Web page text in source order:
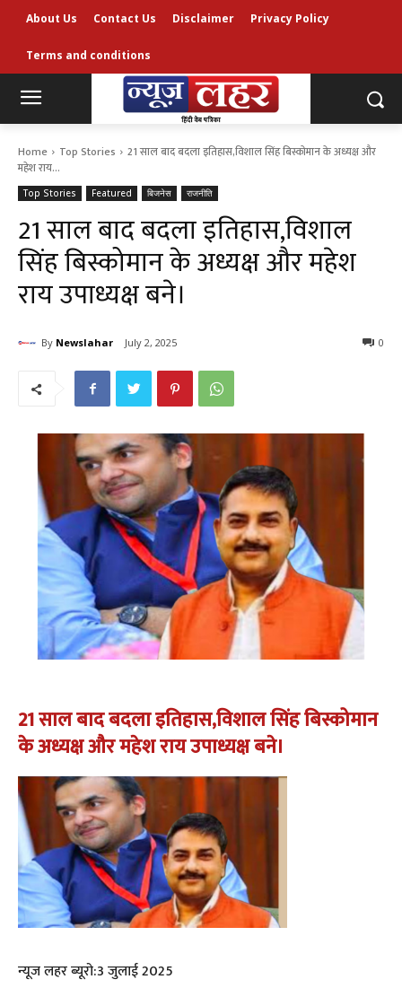
About Us Contact Us Disclaimer Privacy Policy
Terms and conditions
Home Top Stories
21 साल बाद बदला इतिहास,विशाल सिंह बिस्कोमान के अध्यक्ष और
महेश राय...
Top Stories Featured बिजनेस राजनीति
21 साल बाद बदला इतिहास,विशाल
सिंह बिस्कोमान के अध्यक्ष और महेश
राय उपाध्यक्ष बने।
By Newslahar July 2, 2025 0
21 साल बाद बदला इतिहास,विशाल सिंह बिस्कोमान
के अध्यक्ष और महेश राय उपाध्यक्ष बने।
न्यूज लहर ब्यूरो:3 जुलाई 2025